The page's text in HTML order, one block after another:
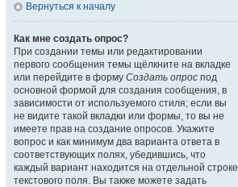
Вернуться к началу
Как мне создать опрос?
При создании темы или редактировании
первого сообщения темы щёлкните на вкладке
или перейдите в форму Создать опрос под
основной формой для создания сообщения, в
зависимости от используемого стиля; если вы
не видите такой вкладки или формы, то вы не
имеете прав на создание опросов. Укажите
вопрос и как минимум два варианта ответа в
соответствующих полях, убедившись, что
каждый вариант находится на отдельной строке
текстового поля. Вы также можете задать